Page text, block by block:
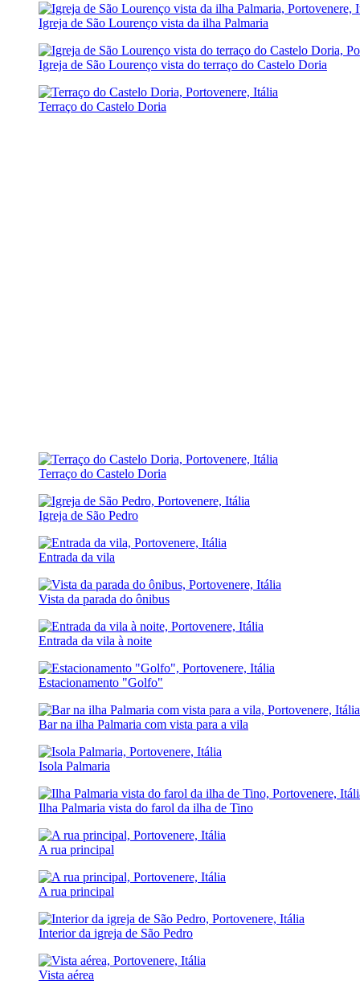
Igreja de São Lourenço vista da ilha Palmaria
Igreja de São Lourenço vista do terraço do Castelo Doria
Terraço do Castelo Doria
Terraço do Castelo Doria
Igreja de São Pedro
Entrada da vila
Vista da parada do ônibus
Entrada da vila à noite
Estacionamento "Golfo"
Bar na ilha Palmaria com vista para a vila
Isola Palmaria
Ilha Palmaria vista do farol da ilha de Tino
A rua principal
A rua principal
Interior da igreja de São Pedro
Vista aérea